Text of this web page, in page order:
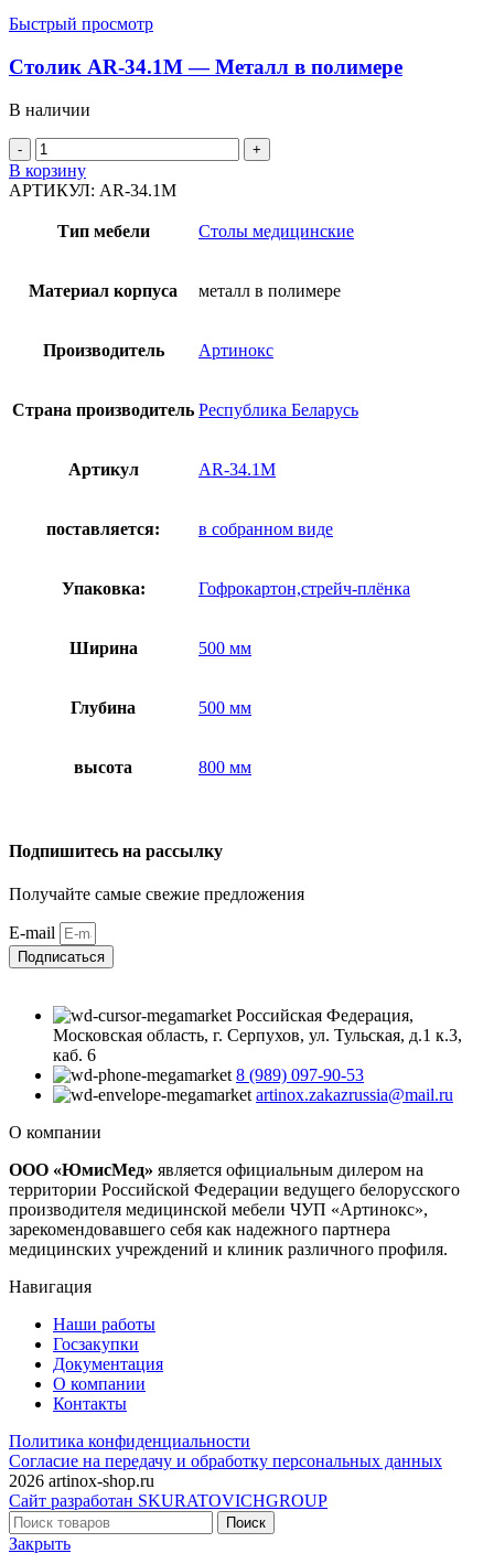
Быстрый просмотр
Столик AR-34.1M — Металл в полимере
В наличии
Количество
товара
Столик
34.1M
в
полимере
В корзину
АРТИКУЛ: AR-34.1M
Тип мебели Столы медицинские
Материал корпуса металл в полимере
Производитель Артинокс
Страна производитель Республика Беларусь
Артикул AR-34.1M
поставляется: в собранном виде
Упаковка: Гофрокартон,стрейч-плёнка
Ширина 500 мм
Глубина 500 мм
высота 800 мм
Подпишитесь на рассылку
Получайте самые свежие предложения
E-mail
Подписаться
Российская Федерация,
Московская область, г. Серпухов, ул. Тульская, д.1 к.3,
каб. 6
8 (989) 097-90-53
artinox.zakazrussia@mail.ru
О компании
ООО «ЮмисМед» является официальным дилером на
территории Российской Федерации ведущего белорусского
производителя медицинской мебели ЧУП «Артинокс»,
зарекомендовавшего себя как надежного партнера
медицинских учреждений и клиник различного профиля.
Навигация
Наши работы
Госзакупки
Документация
О компании
Контакты
Политика конфиденциальности
Согласие на передачу и обработку персональных данных
2026 artinox-shop.ru
Сайт разработан SKURATOVICHGROUP
Поиск
Закрыть